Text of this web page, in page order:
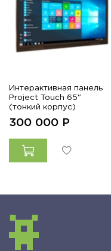
Интерактивная панель
Project Touch 65"
(тонкий корпус)
300 000 Р